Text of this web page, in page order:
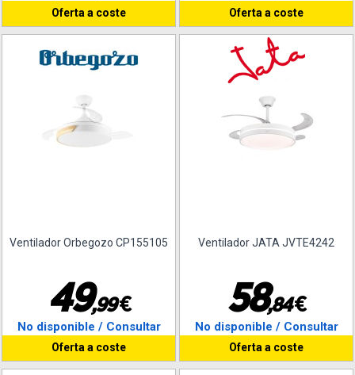
Oferta a coste Oferta a coste
Ventilador Orbegozo CP155105
49,99€
No disponible / Consultar
Oferta a coste
Ventilador JATA JVTE4242
58,84€
No disponible / Consultar
Oferta a coste